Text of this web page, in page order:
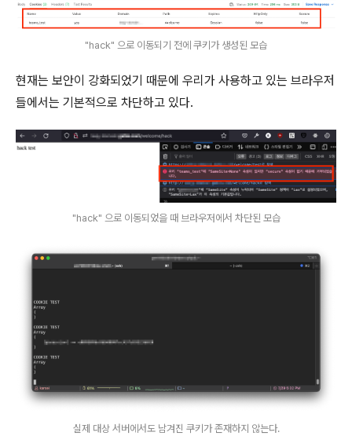
"hack" 으로 이동되기 전에 쿠키가 생성된 모습
현재는 보안이 강화되었기 때문에 우리가 사용하고 있는 브라우저
들에서는 기본적으로 차단하고 있다.
"hack" 으로 이동되었을 때 브라우저에서 차단된 모습
실제 대상 서버에서도 남겨진 쿠키가 존재하지 않는다.